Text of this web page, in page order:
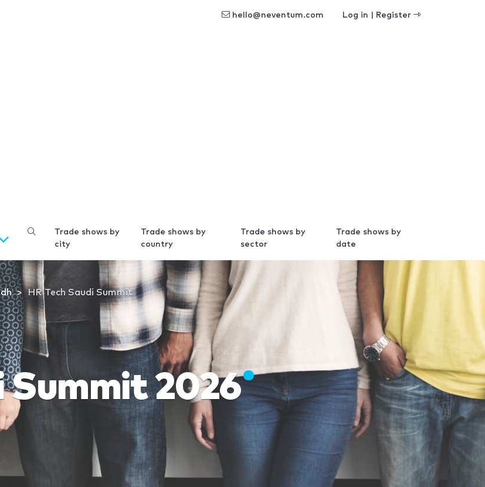
hello@neventum.com Log in | Register
Trade shows by
city
Trade shows by
country
Trade shows by
sector
Trade shows by
date
HR Tech Saudi Summit
Summit 2026